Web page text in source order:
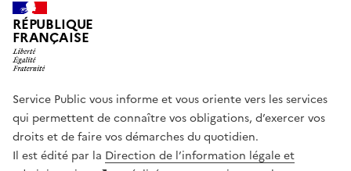
RÉPUBLIQUE
FRANÇAISE
Service Public vous informe et vous oriente vers les services
qui permettent de connaître vos obligations, d’exercer vos
droits et de faire vos démarches du quotidien.
Il est édité par la Direction de l’information légale et